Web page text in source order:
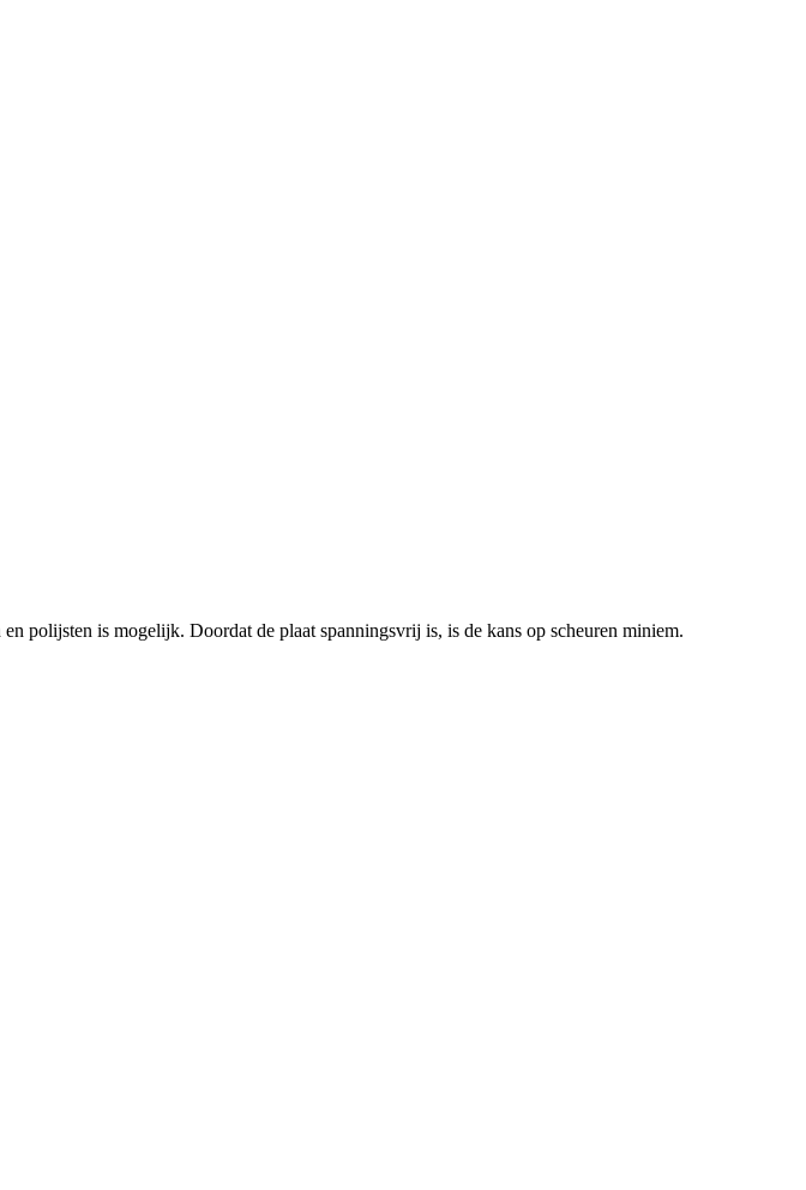
polijsten is mogelijk. Doordat de plaat spanningsvrij is, is de kans op scheuren miniem.